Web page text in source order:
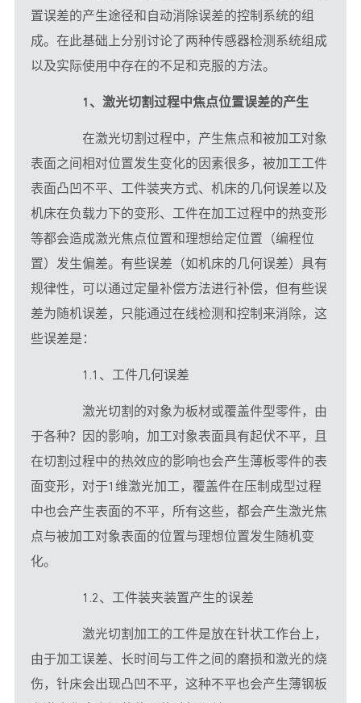
置误差的产生途径和自动消除误差的控制系统的组
成。在此基础上分别讨论了两种传感器检测系统组成
以及实际使用中存在的不足和克服的方法。
1、激光切割过程中焦点位置误差的产生
在激光切割过程中，产生焦点和被加工对象
表面之间相对位置发生变化的因素很多，被加工工件
表面凸凹不平、工件装夹方式、机床的几何误差以及
机床在负载力下的变形、工件在加工过程中的热变形
等都会造成激光焦点位置和理想给定位置（编程位
置）发生偏差。有些误差（如机床的几何误差）具有
规律性，可以通过定量补偿方法进行补偿，但有些误
差为随机误差，只能通过在线检测和控制来消除，这
些误差是：
1.1、工件几何误差
激光切割的对象为板材或覆盖件型零件，由
于各种？因的影响，加工对象表面具有起伏不平，且
在切割过程中的热效应的影响也会产生薄板零件的表
面变形，对于1维激光加工，覆盖件在压制成型过程
中也会产生表面的不平，所有这些，都会产生激光焦
点与被加工对象表面的位置与理想位置发生随机变
化。
1.2、工件装夹装置产生的误差
激光切割加工的工件是放在针状工作台上，
由于加工误差、长时间与工件之间的磨损和激光的烧
伤，针床会出现凸凹不平，这种不平也会产生薄钢板